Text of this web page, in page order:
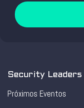
Security Leaders
Próximos Eventos